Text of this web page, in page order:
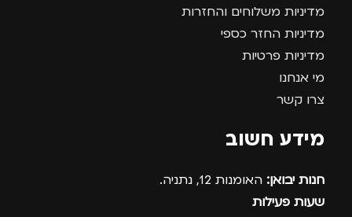
מדיניות משלוחים והחזרות
מדיניות החזר כספי
מדיניות פרטיות
מי אנחנו
צרו קשר
מידע חשוב
חנות יבואן: האומנות 12, נתניה.
שעות פעילות